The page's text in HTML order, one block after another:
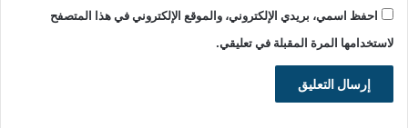
احفظ اسمي، بريدي الإلكتروني، والموقع الإلكتروني في هذا المتصفح
لاستخدامها المرة المقبلة في تعليقي.